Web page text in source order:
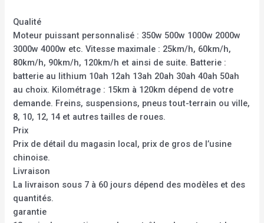
Qualité
Moteur puissant personnalisé : 350w 500w 1000w 2000w
3000w 4000w etc. Vitesse maximale : 25km/h, 60km/h,
80km/h, 90km/h, 120km/h et ainsi de suite. Batterie :
batterie au lithium 10ah 12ah 13ah 20ah 30ah 40ah 50ah
au choix. Kilométrage : 15km à 120km dépend de votre
demande. Freins, suspensions, pneus tout-terrain ou ville,
8, 10, 12, 14 et autres tailles de roues.
Prix
Prix de détail du magasin local, prix de gros de l’usine
chinoise.
Livraison
La livraison sous 7 à 60 jours dépend des modèles et des
quantités.
garantie